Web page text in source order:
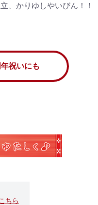
、かりゆしやいびん！！
祝いにも
ちら